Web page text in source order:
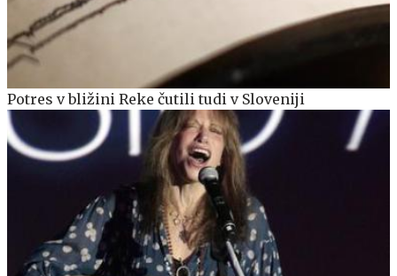
Potres v bližini Reke čutili tudi v Sloveniji